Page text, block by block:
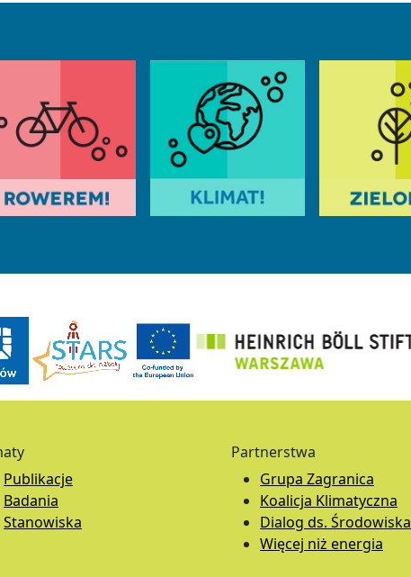
Publikacje
Badania
Stanowiska
Partnerstwa
Grupa Zagranica
Koalicja Klimatyczna
Dialog ds. Środowiska
Więcej niż energia